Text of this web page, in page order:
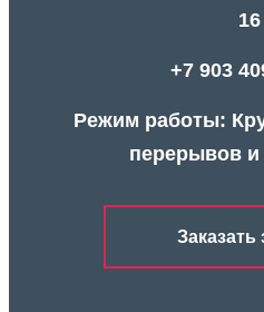
16
+7 903
Режим работы:
перерывов
Заказать